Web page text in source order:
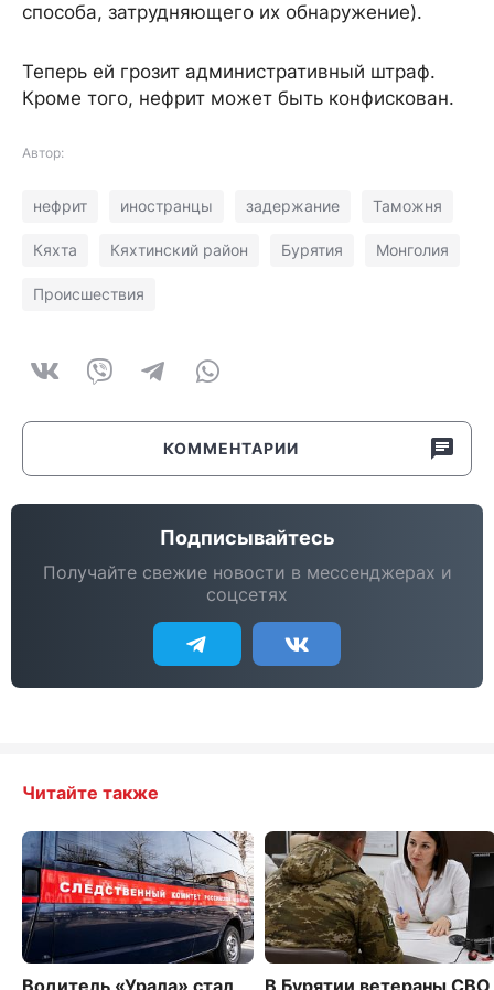
способа, затрудняющего их обнаружение).
Теперь ей грозит административный штраф.
Кроме того, нефрит может быть конфискован.
Автор:
нефрит иностранцы задержание Таможня
Кяхта Кяхтинский район Бурятия Монголия
Происшествия
КОММЕНТАРИИ
Подписывайтесь
Получайте свежие новости в мессенджерах и
соцсетях
Читайте также